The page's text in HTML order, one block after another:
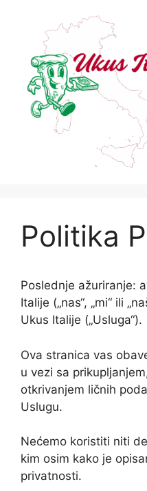
Politika
Poslednje ažuriranje:
Italije („nas“, „mi“ ili
Ukus Italije („Usluga“).
Ova stranica vas
u vezi sa
otkrivanjem ličnih
Uslugu.
Nećemo koristiti niti
kim osim kako je
privatnosti.